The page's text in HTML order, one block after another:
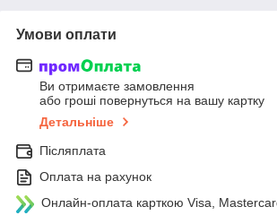
Умови оплати
Ви отримаєте замовлення
або гроші повернуться на вашу картку
Детальніше
Післяплата
Оплата на рахунок
Онлайн-оплата карткою Visa,